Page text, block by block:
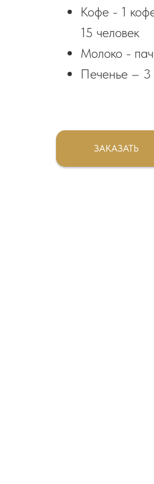
Кофе - 1
15 человек
Молоко -
Печенье – 3
ЗАКАЗАТЬ